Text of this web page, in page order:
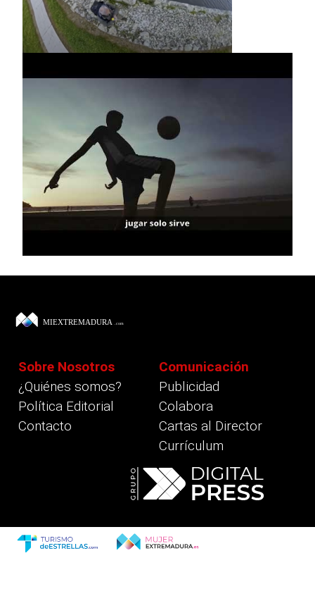
Sobre Nosotros
¿Quiénes somos?
Política Editorial
Contacto
Comunicación
Publicidad
Colabora
Cartas al Director
Currículum